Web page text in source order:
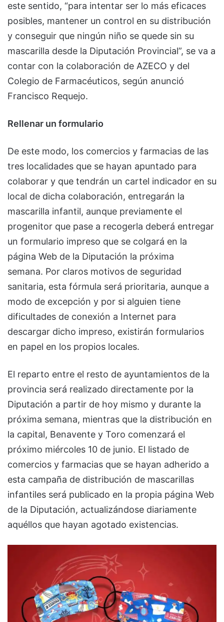
este sentido, “para intentar ser lo más eficaces
posibles, mantener un control en su distribución
y conseguir que ningún niño se quede sin su
mascarilla desde la Diputación Provincial”, se va a
contar con la colaboración de AZECO y del
Colegio de Farmacéuticos, según anunció
Francisco Requejo.
Rellenar un formulario
De este modo, los comercios y farmacias de las
tres localidades que se hayan apuntado para
colaborar y que tendrán un cartel indicador en su
local de dicha colaboración, entregarán la
mascarilla infantil, aunque previamente el
progenitor que pase a recogerla deberá entregar
un formulario impreso que se colgará en la
página Web de la Diputación la próxima
semana. Por claros motivos de seguridad
sanitaria, esta fórmula será prioritaria, aunque a
modo de excepción y por si alguien tiene
dificultades de conexión a Internet para
descargar dicho impreso, existirán formularios
en papel en los propios locales.
El reparto entre el resto de ayuntamientos de la
provincia será realizado directamente por la
Diputación a partir de hoy mismo y durante la
próxima semana, mientras que la distribución en
la capital, Benavente y Toro comenzará el
próximo miércoles 10 de junio. El listado de
comercios y farmacias que se hayan adherido a
esta campaña de distribución de mascarillas
infantiles será publicado en la propia página Web
de la Diputación, actualizándose diariamente
aquéllos que hayan agotado existencias.